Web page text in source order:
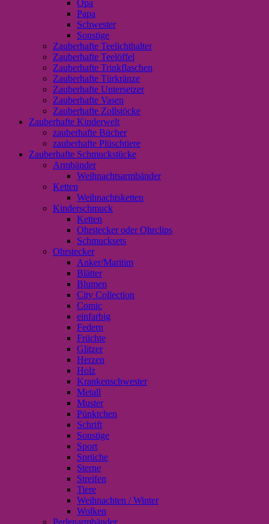
Opa
Papa
Schwester
Sonstige
Zauberhafte Teelichthalter
Zauberhafte Teelöffel
Zauberhafte Trinkflaschen
Zauberhafte Türkränze
Zauberhafte Untersetzer
Zauberhafte Vasen
Zauberhafte Zollstöcke
Zauberhafte Kinderwelt
zauberhafte Bücher
zauberhafte Plüschtiere
Zauberhafte Schmuckstücke
Armbänder
Weihnachtsarmbänder
Ketten
Weihnachtsketten
Kinderschmuck
Ketten
Ohrstecker oder Ohrclips
Schmucksets
Ohrstecker
Anker/Maritim
Blätter
Blumen
City Collection
Comic
einfarbig
Federn
Früchte
Glitzer
Herzen
Holz
Krankenschwester
Metall
Muster
Pünktchen
Schrift
Sonstige
Sport
Sprüche
Sterne
Streifen
Tiere
Weihnachten / Winter
Wolken
Perlenarmbänder